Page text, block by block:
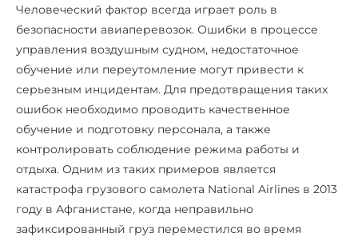
Человеческий фактор всегда играет роль в
безопасности авиаперевозок. Ошибки в процессе
управления воздушным судном, недостаточное
обучение или переутомление могут привести к
серьезным инцидентам. Для предотвращения таких
ошибок необходимо проводить качественное
обучение и подготовку персонала, а также
контролировать соблюдение режима работы и
отдыха. Одним из таких примеров является
катастрофа грузового самолета National Airlines в 2013
году в Афганистане, когда неправильно
зафиксированный груз переместился во время